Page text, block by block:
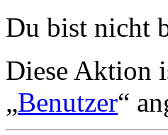
Du bist nicht
Diese Aktion
„Benutzer“